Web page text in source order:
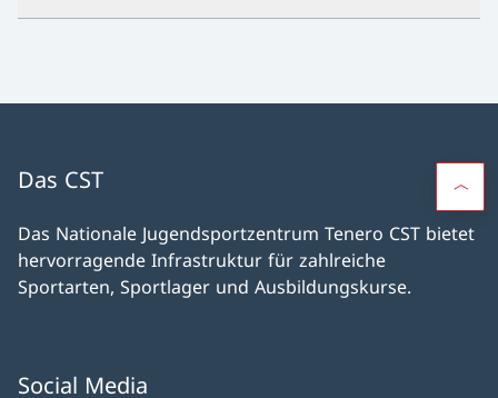
Das CST
Das Nationale Jugendsportzentrum Tenero CST bietet
hervorragende Infrastruktur für zahlreiche
Sportarten, Sportlager und Ausbildungskurse.
Social Media